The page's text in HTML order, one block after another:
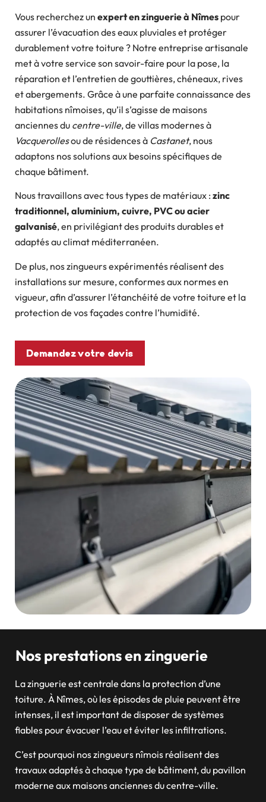
Vous recherchez un expert en zinguerie à Nîmes pour
assurer l’évacuation des eaux pluviales et protéger
durablement votre toiture ? Notre entreprise artisanale
met à votre service son savoir-faire pour la pose, la
réparation et l’entretien de gouttières, chéneaux, rives
et abergements. Grâce à une parfaite connaissance des
habitations nîmoises, qu’il s’agisse de maisons
anciennes du centre-ville, de villas modernes à
Vacquerollesou de résidences à Castanet, nous
adaptons nos solutions aux besoins spécifiques de
chaque bâtiment.
Nous travaillons avec tous types de matériaux : zinc
traditionnel, aluminium, cuivre, PVC ou acier
galvanisé, en privilégiant des produits durables et
adaptés au climat méditerranéen.
De plus, nos zingueurs expérimentés réalisent des
installations sur mesure, conformes aux normes en
vigueur, afin d’assurer l’étanchéité de votre toiture et la
protection de vos façades contre l’humidité.
Demandez votre devis
Nos prestations en zinguerie
La zinguerie est centrale dans la protection d’une
toiture. À Nîmes, où les épisodes de pluie peuvent être
intenses, il est important de disposer de systèmes
fiables pour évacuer l’eau et éviter les infiltrations.
C’est pourquoi nos zingueurs nîmois réalisent des
travaux adaptés à chaque type de bâtiment, du pavillon
moderne aux maisons anciennes du centre-ville.